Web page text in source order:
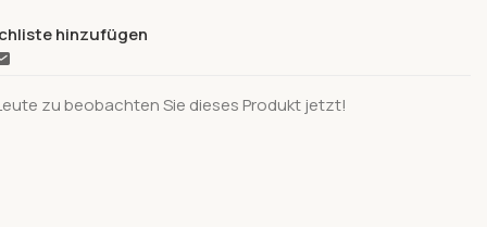
hinzufügen
zu beobachten Sie dieses Produkt jetzt!